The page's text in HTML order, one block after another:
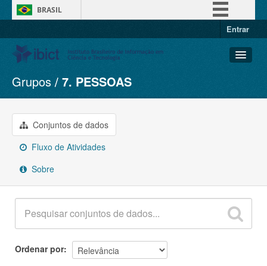
BRASIL
Entrar
Conjuntos de dados
Organizações
Grupos
Sobre
Grupos 7. PESSOAS
Conjuntos de dados
Fluxo de Atividades
Sobre
Ordenar por